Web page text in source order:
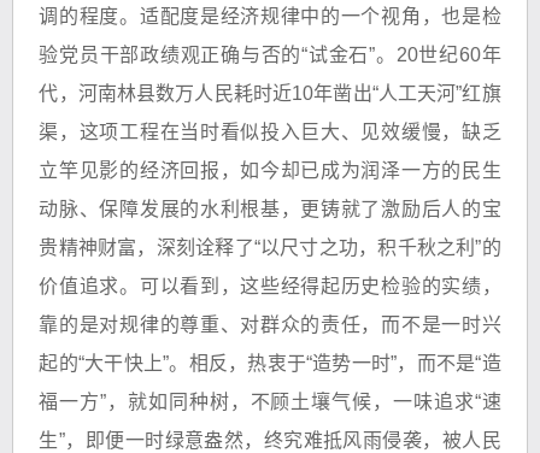
调的程度。适配度是经济规律中的一个视角，也是检
验党员干部政绩观正确与否的“试金石”。20世纪60年
代，河南林县数万人民耗时近10年凿出“人工天河”红旗
渠，这项工程在当时看似投入巨大、见效缓慢，缺乏
立竿见影的经济回报，如今却已成为润泽一方的民生
动脉、保障发展的水利根基，更铸就了激励后人的宝
贵精神财富，深刻诠释了“以尺寸之功，积千秋之利”的
价值追求。可以看到，这些经得起历史检验的实绩，
靠的是对规律的尊重、对群众的责任，而不是一时兴
起的“大干快上”。相反，热衷于“造势一时”，而不是“造
福一方”，就如同种树，不顾土壤气候，一味追求“速
生”，即便一时绿意盎然，终究难抵风雨侵袭，被人民